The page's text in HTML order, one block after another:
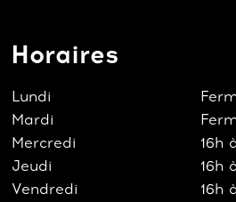
Horaires
Lundi
Mardi
Mercredi
16h
Jeudi
16h
Vendredi
16h